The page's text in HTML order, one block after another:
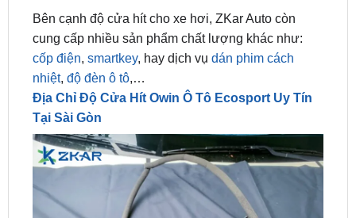
cốp điện,smartkey, hay dịch vụ dán phim cách
nhiệt ,độ đèn ô tô,…
Địa Chỉ Độ Cửa Hít Owin Ô Tô Ecosport Uy Tín
Tại Sài Gòn